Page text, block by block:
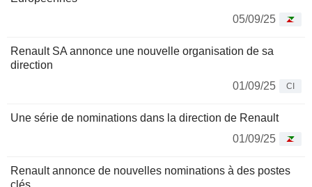
05/09/25
Renault SA annonce une nouvelle organisation de sa
direction
01/09/25
CI
Une série de nominations dans la direction de Renault
01/09/25
Renault annonce de nouvelles nominations à des postes